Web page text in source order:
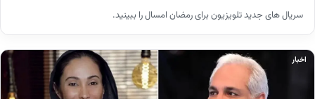
سریال های جدید تلویزیون برای رمضان امسال را ببینید.
اخبار